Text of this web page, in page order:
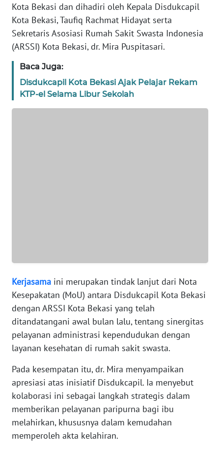
Kota Bekasi dan dihadiri oleh Kepala Disdukcapil
Kota Bekasi, Taufiq Rachmat Hidayat serta
Sekretaris Asosiasi Rumah Sakit Swasta Indonesia
(ARSSI) Kota Bekasi, dr. Mira Puspitasari.
Baca Juga:
Disdukcapil Kota Bekasi Ajak Pelajar Rekam
KTP-el Selama Libur Sekolah
Kerjasama ini merupakan tindak lanjut dari Nota
Kesepakatan (MoU) antara Disdukcapil Kota Bekasi
dengan ARSSI Kota Bekasi yang telah
ditandatangani awal bulan lalu, tentang sinergitas
pelayanan administrasi kependudukan dengan
layanan kesehatan di rumah sakit swasta.
Pada kesempatan itu, dr. Mira menyampaikan
apresiasi atas inisiatif Disdukcapil. Ia menyebut
kolaborasi ini sebagai langkah strategis dalam
memberikan pelayanan paripurna bagi ibu
melahirkan, khususnya dalam kemudahan
memperoleh akta kelahiran.
News
Regional
WN
SUMUT
WN
JAKARTA
WN
WN
PAPUA
BARAT
WN
RIAU
WN
SERAMBI
WN